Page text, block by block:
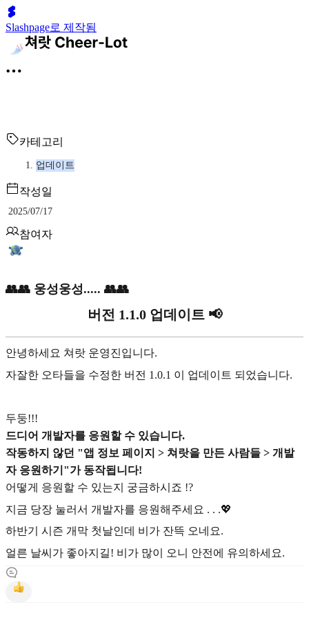
Slashpage로 제작됨
카테고리
업데이트
작성일
2025/07/17
참여자
👥👥 웅성웅성..... 👥👥
버전 1.1.0 업데이트 📢
안녕하세요 쳐랏 운영진입니다.
자잘한 오타들을 수정한 버전 1.0.1 이 업데이트 되었습니다.
두둥!!!
드디어 개발자를 응원할 수 있습니다.
작동하지 않던 "앱 정보 페이지 > 쳐랏을 만든 사람들 > 개발
자 응원하기"가 동작됩니다!
어떻게 응원할 수 있는지 궁금하시죠 !?
지금 당장 눌러서 개발자를 응원해주세요 . . .💖
하반기 시즌 개막 첫날인데 비가 잔뜩 오네요.
얼른 날씨가 좋아지길! 비가 많이 오니 안전에 유의하세요.